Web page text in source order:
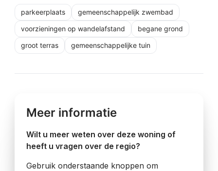
parkeerplaats
gemeenschappelijk zwembad
voorzieningen op wandelafstand
begane grond
groot terras
gemeenschappelijke tuin
Meer informatie
Wilt u meer weten over deze woning of
heeft u vragen over de regio?
Gebruik onderstaande knoppen om